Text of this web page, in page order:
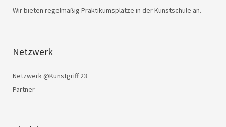
Wir bieten regelmäßig Praktikumsplätze in der Kunstschule an.
Netzwerk
Netzwerk @Kunstgriff 23
Partner